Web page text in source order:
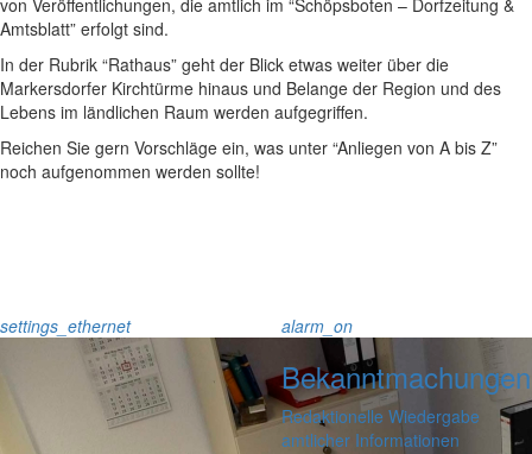
von Veröffentlichungen, die amtlich im “Schöpsboten – Dorfzeitung &
Amtsblatt” erfolgt sind.
In der Rubrik “Rathaus” geht der Blick etwas weiter über die
Markersdorfer Kirchtürme hinaus und Belange der Region und des
Lebens im ländlichen Raum werden aufgegriffen.
Reichen Sie gern Vorschläge ein, was unter “Anliegen von A bis Z”
noch aufgenommen werden sollte!
settings_ethernet alarm_on
Bekanntmachungen
Redaktionelle Wiedergabe
amtlicher Informationen